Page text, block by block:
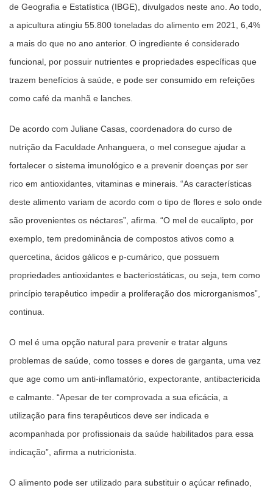
de Geografia e Estatística (IBGE), divulgados neste ano. Ao todo,
a apicultura atingiu 55.800 toneladas do alimento em 2021, 6,4%
a mais do que no ano anterior. O ingrediente é considerado
funcional, por possuir nutrientes e propriedades específicas que
trazem benefícios à saúde, e pode ser consumido em refeições
como café da manhã e lanches.
De acordo com Juliane Casas, coordenadora do curso de
nutrição da Faculdade Anhanguera, o mel consegue ajudar a
fortalecer o sistema imunológico e a prevenir doenças por ser
rico em antioxidantes, vitaminas e minerais. “As características
deste alimento variam de acordo com o tipo de flores e solo onde
são provenientes os néctares”, afirma. “O mel de eucalipto, por
exemplo, tem predominância de compostos ativos como a
quercetina, ácidos gálicos e p-cumárico, que possuem
propriedades antioxidantes e bacteriostáticas, ou seja, tem como
princípio terapêutico impedir a proliferação dos microrganismos”,
continua.
O mel é uma opção natural para prevenir e tratar alguns
problemas de saúde, como tosses e dores de garganta, uma vez
que age como um anti-inflamatório, expectorante, antibactericida
e calmante. “Apesar de ter comprovada a sua eficácia, a
utilização para fins terapêuticos deve ser indicada e
acompanhada por profissionais da saúde habilitados para essa
indicação”, afirma a nutricionista.
O alimento pode ser utilizado para substituir o açúcar refinado,